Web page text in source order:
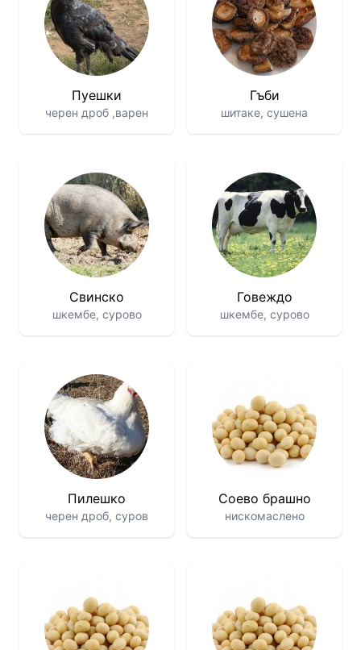
Пуешки
черен дроб ,варен
Гъби
шитаке, сушена
Свинско
шкембе, сурово
Говеждо
шкембе, сурово
Пилешко
черен дроб, суров
Соево брашно
нискомаслено